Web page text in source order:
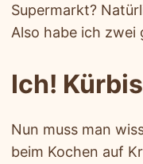
Supermarkt?
Also habe ich zwei
Ich!
Nun muss man
beim Kochen auf